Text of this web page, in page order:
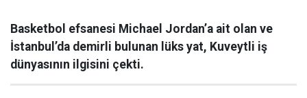
Basketbol efsanesi Michael Jordan’a ait olan ve
İstanbul’da demirli bulunan lüks yat, Kuveytli iş
dünyasının ilgisini çekti.